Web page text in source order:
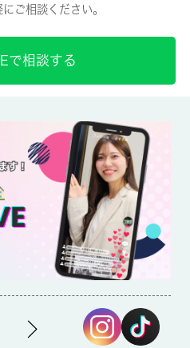
～120％
ご相談ください。
で相談する